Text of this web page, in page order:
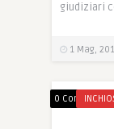
giudiziari
1 Mag,
0 Comments